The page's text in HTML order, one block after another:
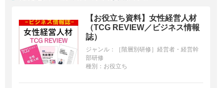
【お役立ち資料】女性経営人材
（TCG REVIEW／ビジネス情報
誌）
ジャンル：
［階層別研修］経営者・経営幹
部研修
種別： お役立ち